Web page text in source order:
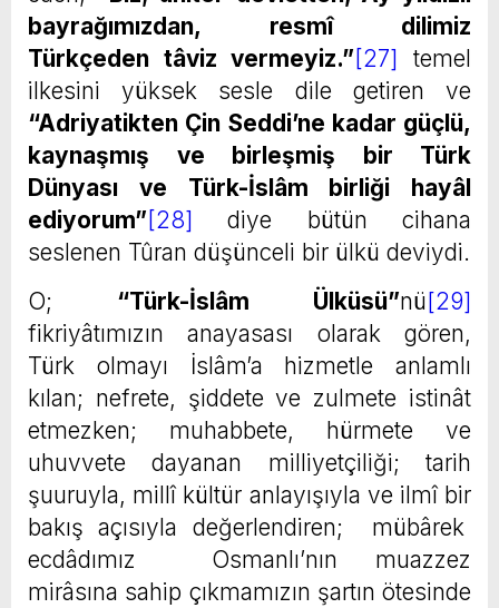
bayrağımızdan, resmî dilimiz
Türkçeden tâviz vermeyiz.” [27] temel
ilkesini yüksek sesle dile getiren ve
“Adriyatikten Çin Seddi’ne kadar güçlü,
kaynaşmış ve birleşmiş bir Türk
Dünyası ve Türk-İslâm birliği hayâl
ediyorum” [28] diye bütün cihana
seslenen Tûran düşünceli bir ülkü deviydi.
O; “Türk-İslâm Ülküsü”nü[29]
fikriyâtımızın anayasası olarak gören,
Türk olmayı İslâm’a hizmetle anlamlı
kılan; nefrete, şiddete ve zulmete istinât
etmezken; muhabbete, hürmete ve
uhuvvete dayanan milliyetçiliği; tarih
şuuruyla, millî kültür anlayışıyla ve ilmî bir
bakış açısıyla değerlendiren; mübârek
ecdâdımız Osmanlı’nın muazzez
mirâsına sahip çıkmamızın şartın ötesinde